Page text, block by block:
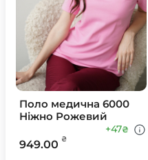
Поло медична 6000
Ніжно Рожевий
949.00 ₴
+47₴